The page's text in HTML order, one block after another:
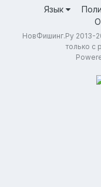
Язык
НовФишинг.Ру 2013-
только с